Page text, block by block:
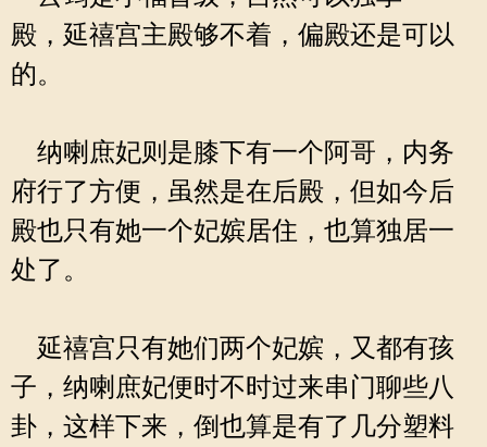
殿，延禧宫主殿够不着，偏殿还是可以
的。
纳喇庶妃则是膝下有一个阿哥，内务
府行了方便，虽然是在后殿，但如今后
殿也只有她一个妃嫔居住，也算独居一
处了。
延禧宫只有她们两个妃嫔，又都有孩
子，纳喇庶妃便时不时过来串门聊些八
卦，这样下来，倒也算是有了几分塑料